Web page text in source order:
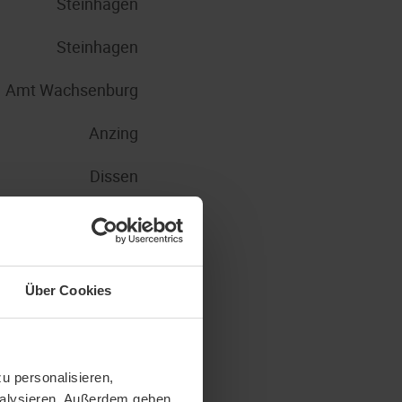
Über Cookies
personalisieren,
Außerdem geben
Steinhagen
Amt Wachsenburg
Anzing
Dissen
Nohfelden
Steinhagen
Steinhagen